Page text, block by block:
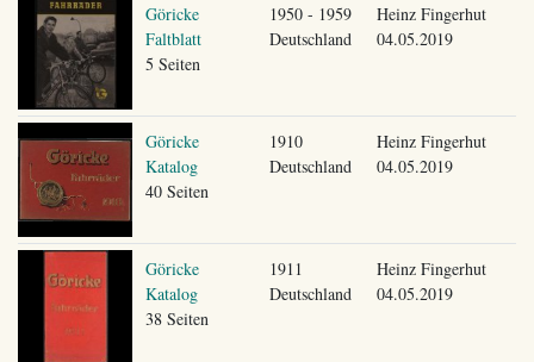
Göricke
Faltblatt
5 Seiten
1950 - 1959
Deutschland
Heinz Fingerhut
04.05.2019
Göricke
Katalog
40 Seiten
1910
Deutschland
Heinz Fingerhut
04.05.2019
Göricke
Katalog
38 Seiten
1911
Deutschland
Heinz Fingerhut
04.05.2019